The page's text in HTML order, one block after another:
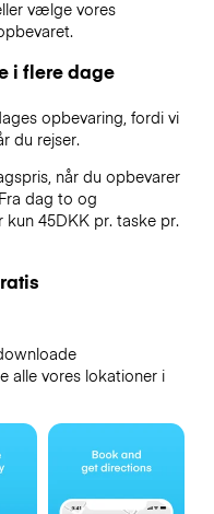
vælge vores
i flere dage
opbevaring, fordi vi
du rejser.
når du opbevarer
dag to og
45DKK pr. taske pr.
alle vores lokationer i